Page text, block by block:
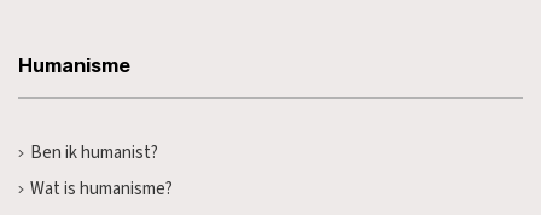
Humanisme
Ben ik humanist?
Wat is humanisme?